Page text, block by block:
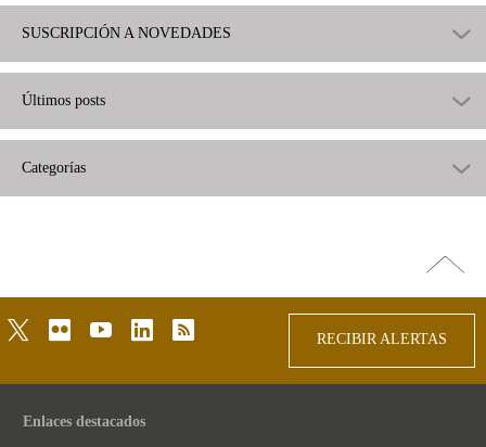
SUSCRIPCIÓN A NOVEDADES
Últimos posts
Categorías
arriba
twitterflickr youtubelinkedinrss
RECIBIR ALERTAS
Enlaces destacados